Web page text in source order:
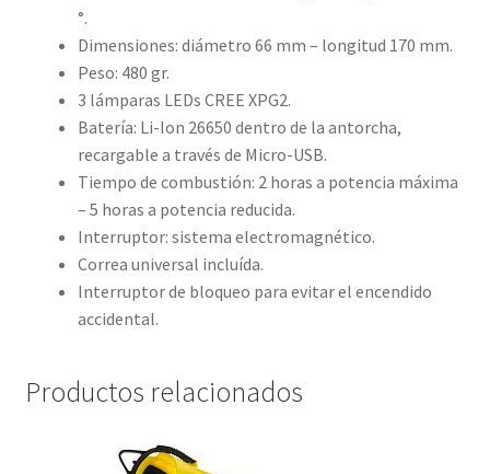
°.
Dimensiones: diámetro 66 mm – longitud 170 mm.
Peso: 480 gr.
3 lámparas LEDs CREE XPG2.
Batería: Li-Ion 26650 dentro de la antorcha,
recargable a través de Micro-USB.
Tiempo de combustión: 2 horas a potencia máxima
– 5 horas a potencia reducida.
Interruptor: sistema electromagnético.
Correa universal incluída.
Interruptor de bloqueo para evitar el encendido
accidental.
Productos relacionados